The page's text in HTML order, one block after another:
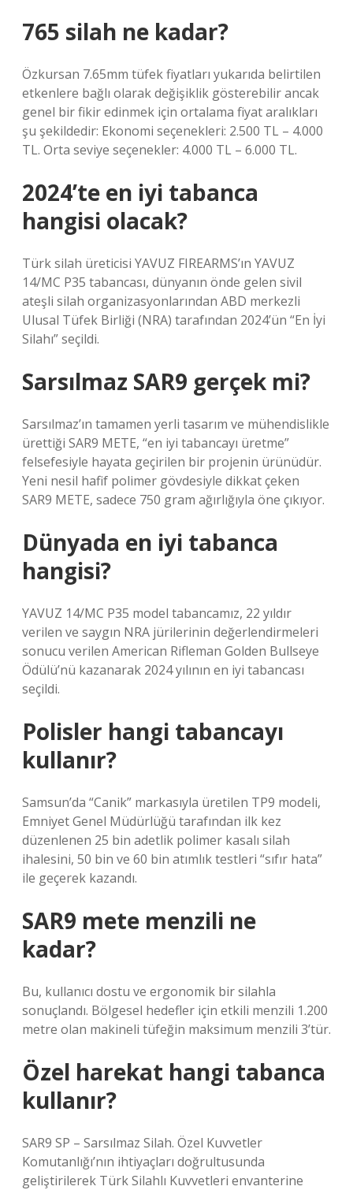
765 silah ne kadar?
Özkursan 7.65mm tüfek fiyatları yukarıda belirtilen
etkenlere bağlı olarak değişiklik gösterebilir ancak
genel bir fikir edinmek için ortalama fiyat aralıkları
şu şekildedir: Ekonomi seçenekleri: 2.500 TL – 4.000
TL. Orta seviye seçenekler: 4.000 TL – 6.000 TL.
2024’te en iyi tabanca
hangisi olacak?
Türk silah üreticisi YAVUZ FIREARMS’ın YAVUZ
14/MC P35 tabancası, dünyanın önde gelen sivil
ateşli silah organizasyonlarından ABD merkezli
Ulusal Tüfek Birliği (NRA) tarafından 2024’ün “En İyi
Silahı” seçildi.
Sarsılmaz SAR9 gerçek mi?
Sarsılmaz’ın tamamen yerli tasarım ve mühendislikle
ürettiği SAR9 METE, “en iyi tabancayı üretme”
felsefesiyle hayata geçirilen bir projenin ürünüdür.
Yeni nesil hafif polimer gövdesiyle dikkat çeken
SAR9 METE, sadece 750 gram ağırlığıyla öne çıkıyor.
Dünyada en iyi tabanca
hangisi?
YAVUZ 14/MC P35 model tabancamız, 22 yıldır
verilen ve saygın NRA jürilerinin değerlendirmeleri
sonucu verilen American Rifleman Golden Bullseye
Ödülü’nü kazanarak 2024 yılının en iyi tabancası
seçildi.
Polisler hangi tabancayı
kullanır?
Samsun’da “Canik” markasıyla üretilen TP9 modeli,
Emniyet Genel Müdürlüğü tarafından ilk kez
düzenlenen 25 bin adetlik polimer kasalı silah
ihalesini, 50 bin ve 60 bin atımlık testleri “sıfır hata”
ile geçerek kazandı.
SAR9 mete menzili ne
kadar?
Bu, kullanıcı dostu ve ergonomik bir silahla
sonuçlandı. Bölgesel hedefler için etkili menzili 1.200
metre olan makineli tüfeğin maksimum menzili 3’tür.
Özel harekat hangi tabanca
kullanır?
SAR9 SP – Sarsılmaz Silah. Özel Kuvvetler
Komutanlığı’nın ihtiyaçları doğrultusunda
geliştirilerek Türk Silahlı Kuvvetleri envanterine